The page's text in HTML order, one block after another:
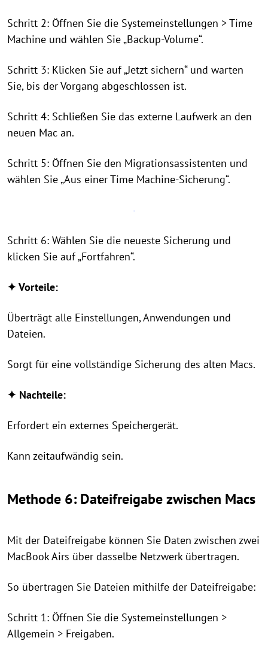
Schritt 2: Öffnen Sie die Systemeinstellungen > Time
Machine und wählen Sie „Backup-Volume“.
Schritt 3: Klicken Sie auf „Jetzt sichern“ und warten
Sie, bis der Vorgang abgeschlossen ist.
Schritt 4: Schließen Sie das externe Laufwerk an den
neuen Mac an.
Schritt 5: Öffnen Sie den Migrationsassistenten und
wählen Sie „Aus einer Time Machine-Sicherung“.
Schritt 6: Wählen Sie die neueste Sicherung und
klicken Sie auf „Fortfahren“.
✦ Vorteile:
Überträgt alle Einstellungen, Anwendungen und
Dateien.
Sorgt für eine vollständige Sicherung des alten Macs.
✦ Nachteile:
Erfordert ein externes Speichergerät.
Kann zeitaufwändig sein.
Methode 6: Dateifreigabe zwischen Macs
Mit der Dateifreigabe können Sie Daten zwischen zwei
MacBook Airs über dasselbe Netzwerk übertragen.
So übertragen Sie Dateien mithilfe der Dateifreigabe:
Schritt 1: Öffnen Sie die Systemeinstellungen >
Allgemein > Freigaben.